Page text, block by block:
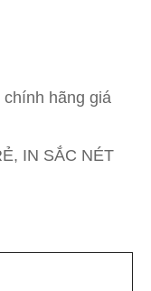
chính hãng giá
IN SẮC NÉT